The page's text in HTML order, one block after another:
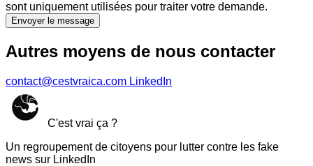
sont uniquement utilisées pour traiter votre demande.
Envoyer le message
Autres moyens de nous contacter
contact@cestvraica.com LinkedIn
C'est vrai ça ?
Un regroupement de citoyens pour lutter contre les fake
news sur LinkedIn